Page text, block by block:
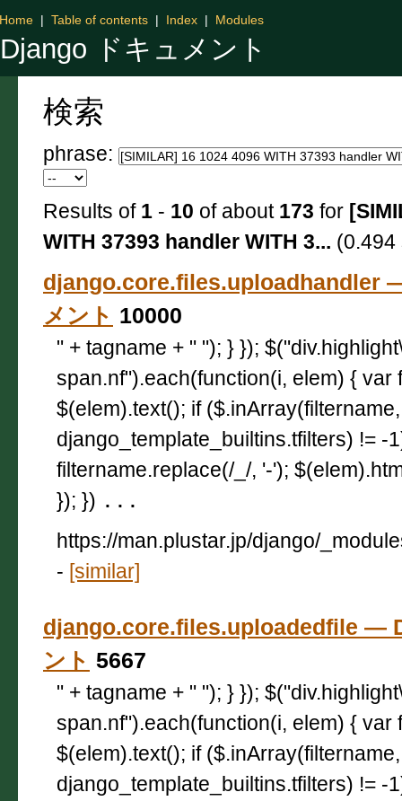
Django ドキュメント
Home | Table of contents | Index | Modules
検索
phrase:
Results of 1 - 10 of about 173 for
WITH 37393 handler WITH 3... (0.494
django.core.files.uploadhandler
メント 10000
" + tagname + " "); } });
span.nf").each(function(i, elem) { var
$(elem).text(); if ($.inArray(filtername,
django_template_builtins.tfilters) != -
filtername.replace(/_/, '-');
}); }) ...
https://man.plustar.jp/django/
- [similar]
django.core.files.uploadedfile —
ント 5667
" + tagname + " "); } });
span.nf").each(function(i, elem) { var
$(elem).text(); if ($.inArray(filtername,
django_template_builtins.tfilters) != -